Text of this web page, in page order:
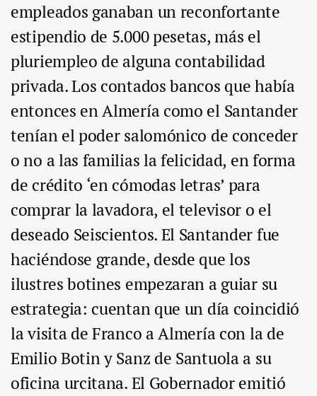
empleados ganaban un reconfortante
estipendio de 5.000 pesetas, más el
pluriempleo de alguna contabilidad
privada. Los contados bancos que había
entonces en Almería como el Santander
tenían el poder salomónico de conceder
o no a las familias la felicidad, en forma
de crédito ‘en cómodas letras’ para
comprar la lavadora, el televisor o el
deseado Seiscientos. El Santander fue
haciéndose grande, desde que los
ilustres botines empezaran a guiar su
estrategia: cuentan que un día coincidió
la visita de Franco a Almería con la de
Emilio Botin y Sanz de Santuola a su
oficina urcitana. El Gobernador emitió